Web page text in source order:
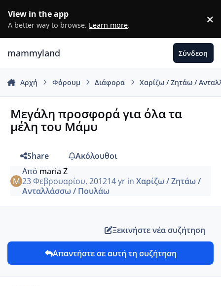
View in the app
A better way to browse. Learn more. ×
mammyland Σύνδεση
Αρχή Φόρουμ Διάφορα Χαρίζω / Ζητάω /
Mεγάλη προσφορά για όλα τα
μέλη του Μάμυ
Share
Ακόλουθοι
Από maria Z
23 Φεβρουαρίου, 201214 yrin Χαρίζω / Ζητάω /
Ανταλλάσσω / Πουλάω
Ξεκινήστε νέα συζήτηση
Απαντήστε σε αυτή τη συζήτηση